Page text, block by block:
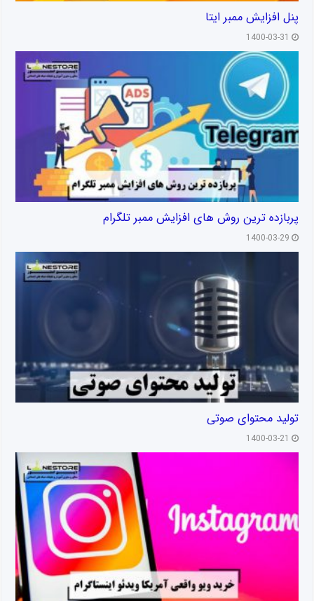
پنل افزایش ممبر ایتا
1400-03-31
پربازده ترین روش های افزایش ممبر تلگرام
1400-03-29
تولید محتوای صوتی
1400-03-21